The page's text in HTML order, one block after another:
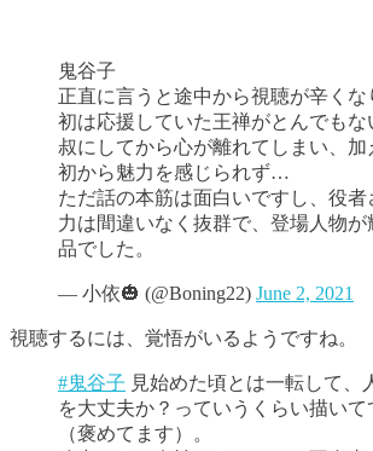
鬼谷子
正直に言うと途中から視聴が辛くな
初は応援していた王禅がとんでもな
叔にしてから心が離れてしまい、加
初から魅力を感じられず…
ただ話の本筋は面白いですし、役
力は間違いなく抜群で、登場人物
品でした。
— 小依🎃 (@Boning22) June 2, 2021
視聴するには、覚悟がいるようですね。
#鬼谷子 見始めた頃とは一転して、
を大丈夫か？っていうくらい描いて
（褒めてます）。